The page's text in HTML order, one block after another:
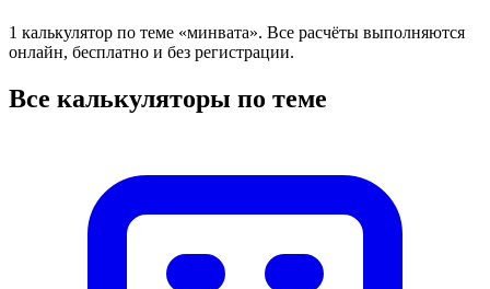
1 калькулятор по теме «минвата». Все расчёты выполняются
онлайн, бесплатно и без регистрации.
Все калькуляторы по теме